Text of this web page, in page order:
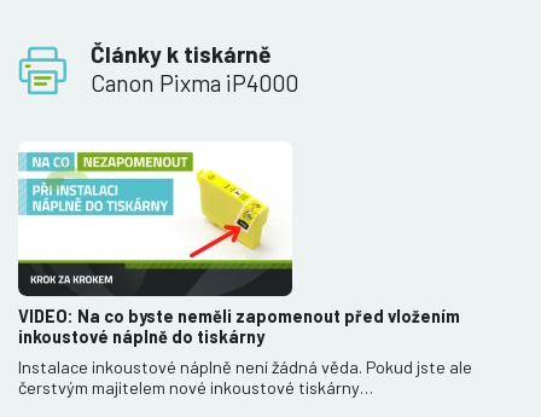
Články k tiskárně
Canon Pixma iP4000
VIDEO: Na co byste neměli zapomenout před vložením
inkoustové náplně do tiskárny
Instalace inkoustové náplně není žádná věda. Pokud jste ale
čerstvým majitelem nové inkoustové tiskárny…